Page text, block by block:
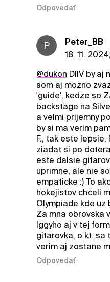
Odpovedať
P
Peter_BB
18. 11.
@dukon DIIV by aj
som aj mozno
'guide', kedze so
backstage na
a velmi prijemny
by si ma verim
F., tak este
ziadat si po
este dalsie
uprimne, ale nie
empaticke :) To
hokejistov chceli
Olympiade kde uz
Za mna obrovska
Iggyho aj v tej
gitarovka, o kt. sa
verim aj zostane
Odpovedať